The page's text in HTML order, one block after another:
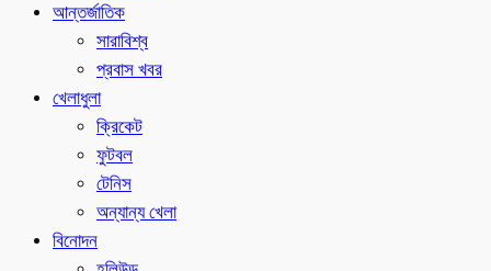
আন্তর্জাতিক
সারাবিশ্ব
প্রবাস খবর
খেলাধুলা
ক্রিকেট
ফুটবল
টেনিস
অন্যান্য খেলা
বিনোদন